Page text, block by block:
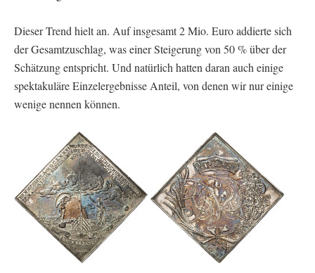
Dieser Trend hielt an. Auf insgesamt 2 Mio. Euro addierte sich
der Gesamtzuschlag, was einer Steigerung von 50 % über der
Schätzung entspricht. Und natürlich hatten daran auch einige
spektakuläre Einzelergebnisse Anteil, von denen wir nur einige
wenige nennen können.